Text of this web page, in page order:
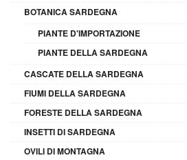
BOTANICA SARDEGNA
PIANTE D'IMPORTAZIONE
PIANTE DELLA SARDEGNA
CASCATE DELLA SARDEGNA
FIUMI DELLA SARDEGNA
FORESTE DELLA SARDEGNA
INSETTI DI SARDEGNA
OVILI DI MONTAGNA